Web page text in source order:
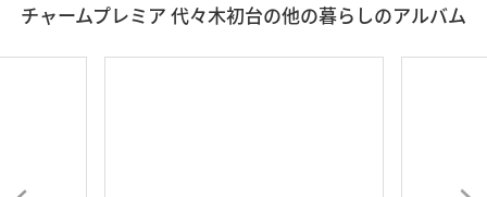
チャームプレミア 代々木初台の他の暮らしのアルバム